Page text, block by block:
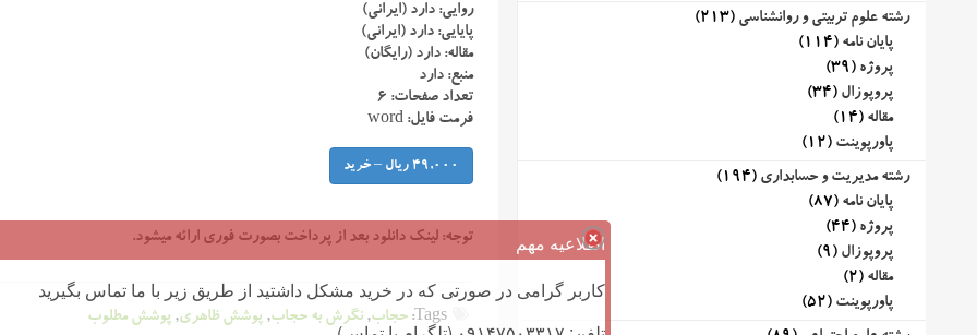
روایی: دارد (ایرانی)
پایایی: دارد (ایرانی)
مقاله: دارد (رایگان)
منبع: دارد
تعداد صفحات: ۶
فرمت فایل: word
49,000 ریال – خرید
توجه: لینک دانلود بعد از پرداخت بصورت فوری ارائه میشود.
حجاب, نگرش به حجاب, پوشش ظاهری, پوشش مطلوب
رشته علوم تربیتی و روانشناسی (213)
پایان نامه (114)
پروژه (39)
پروپوزال (34)
مقاله (14)
پاورپوینت (12)
رشته مدیریت و حسابداری (194)
پایان نامه (87)
پروژه (44)
پروپوزال (9)
مقاله (2)
پاورپوینت (52)
اطلاعیه مهم
کاربر گرامی در صورتی که در خرید مشکل داشتید از طریق زیر با ما تماس بگیرید